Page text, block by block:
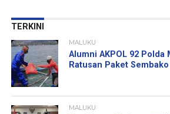
TERKINI
MALUKU
Alumni AKPOL 92 Polda
Ratusan Paket Sembako
MALUKU